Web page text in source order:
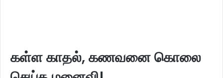
கள்ள காதல், கணவனை கொலை